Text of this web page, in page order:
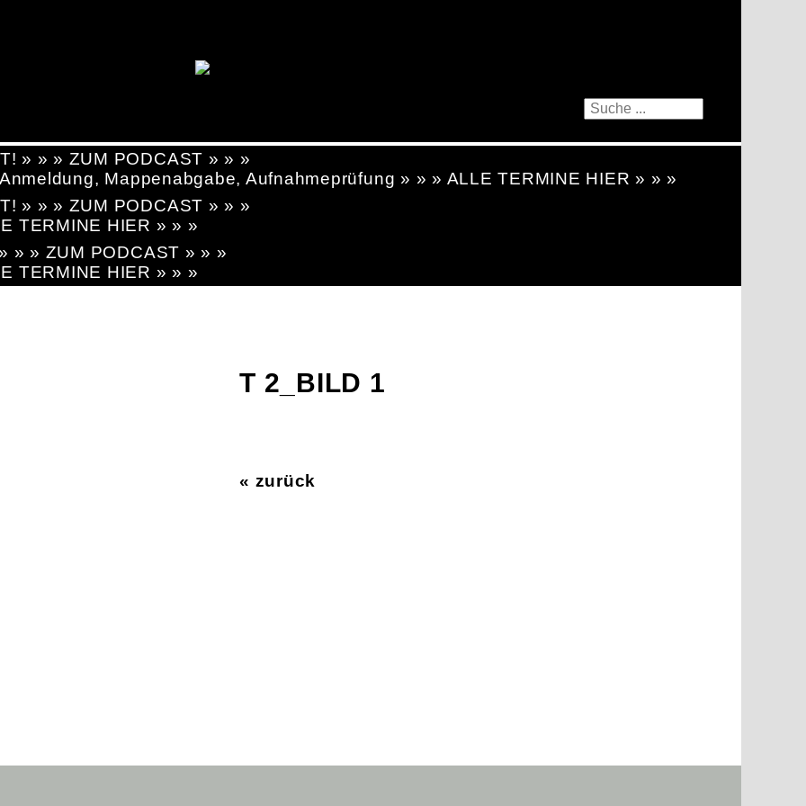
» » » ZUM PODCAST » » »
Mappenabgabe, Aufnahmeprüfung » » » ALLE TERMINE HIER » » »
» » » ZUM PODCAST » » »
TERMINE HIER » » »
» » ZUM PODCAST » » »
TERMINE HIER » » »
T 2_BILD 1
« zurück